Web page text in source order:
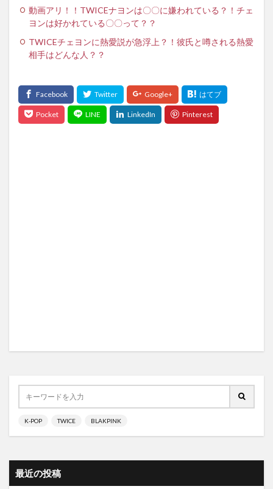
動画アリ！！TWICEナヨンは〇〇に嫌われている？！チェ
ヨンは好かれている〇〇って？？
TWICEチェヨンに熱愛説が急浮上？！彼氏と噂される熱愛
相手はどんな人？？
K-POP TWICE BLAKPINK
最近の投稿